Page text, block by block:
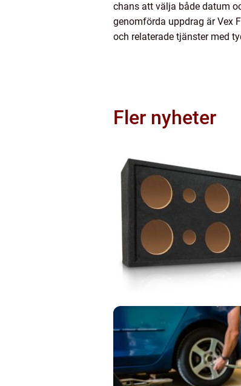
chans att välja både datum
genomförda uppdrag är Vex
och relaterade tjänster med
Fler nyheter